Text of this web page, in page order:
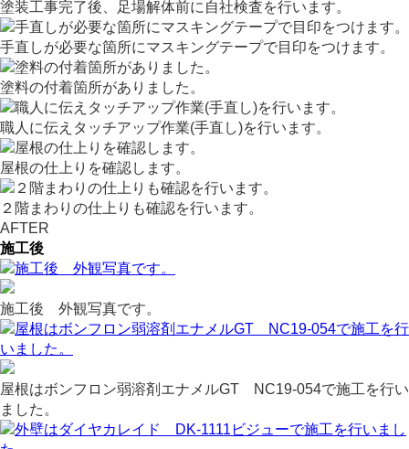
塗装工事完了後、足場解体前に自社検査を行います。
手直しが必要な箇所にマスキングテープで目印をつけます。
塗料の付着箇所がありました。
職人に伝えタッチアップ作業(手直し)を行います。
屋根の仕上りを確認します。
２階まわりの仕上りも確認を行います。
AFTER
施工後
施工後 外観写真です。
屋根はボンフロン弱溶剤エナメルGT NC19-054で施工を行い
ました。